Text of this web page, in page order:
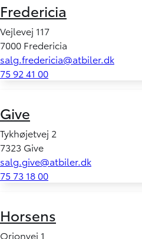
Fredericia
Vejlevej 117
7000 Fredericia
salg.fredericia@atbiler.dk
75 92 41 00
Give
Tykhøjetvej 2
7323 Give
salg.give@atbiler.dk
75 73 18 00
Horsens
Orionvej 1